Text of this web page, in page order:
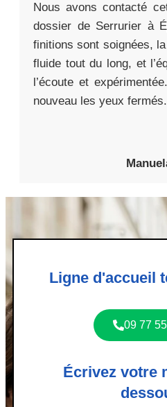
Nous avons contacté
dossier de Serrurier à
finitions sont soignées,
fluide tout du long, et
l’écoute et
nouveau les yeux fermés.
Ligne d'accueil
09 77
Écrivez votre